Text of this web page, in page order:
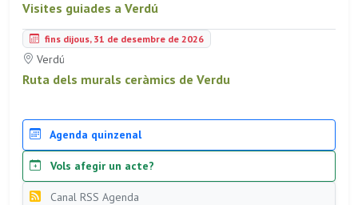
Visites guiades a Verdú
fins dijous, 31 de desembre de 2026
Verdú
Ruta dels murals ceràmics de Verdu
Agenda quinzenal
Vols afegir un acte?
Canal RSS Agenda